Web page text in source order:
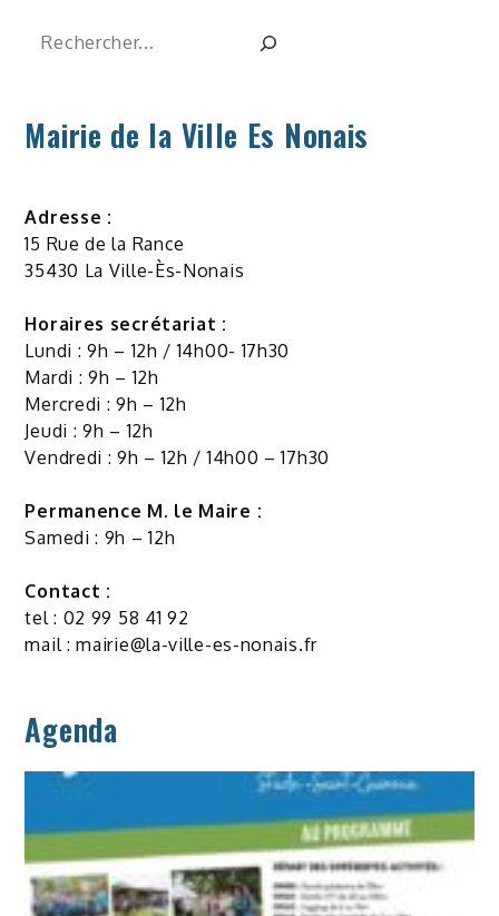
Rechercher
Mairie de la Ville Es Nonais
Adresse :
15 Rue de la Rance
35430 La Ville-Ès-Nonais
Horaires secrétariat :
Lundi : 9h – 12h / 14h00- 17h30
Mardi : 9h – 12h
Mercredi : 9h – 12h
Jeudi : 9h – 12h
Vendredi : 9h – 12h / 14h00 – 17h30
Permanence M. le Maire :
Samedi : 9h – 12h
Contact :
tel : 02 99 58 41 92
mail :mairie@la-ville-es-nonais.fr
Agenda